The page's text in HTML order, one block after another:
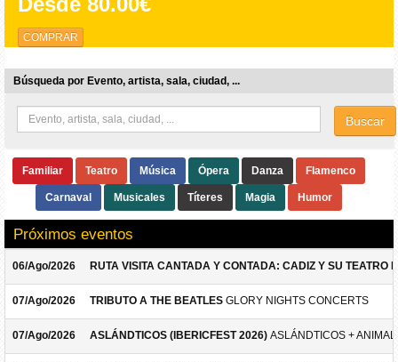
COMPRAR
Búsqueda por Evento, artista, sala, ciudad, ...
Buscar
Familiar Teatro Música Ópera Danza Flamenco
Carnaval Musicales Títeres Magia Humor
Próximos eventos
06/Ago/2026 RUTA VISITA CANTADA Y CONTADA: CADIZ Y SU TEATRO
07/Ago/2026 TRIBUTO A THE BEATLES GLORY NIGHTS CONCERTS
07/Ago/2026 ASLÁNDTICOS (IBERICFEST 2026) ASLÁNDTICOS +